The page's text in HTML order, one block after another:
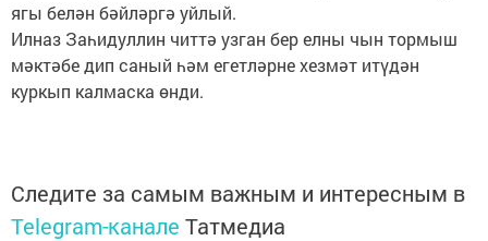
ягы белән бәйләргә уйлый.
Илназ Заһидуллин читтә узган бер елны чын тормыш
мәктәбе дип саный һәм егетләрне хезмәт итүдән
куркып калмаска өнди.
Следите за самым важным и интересным в
Telegram-канале Татмедиа